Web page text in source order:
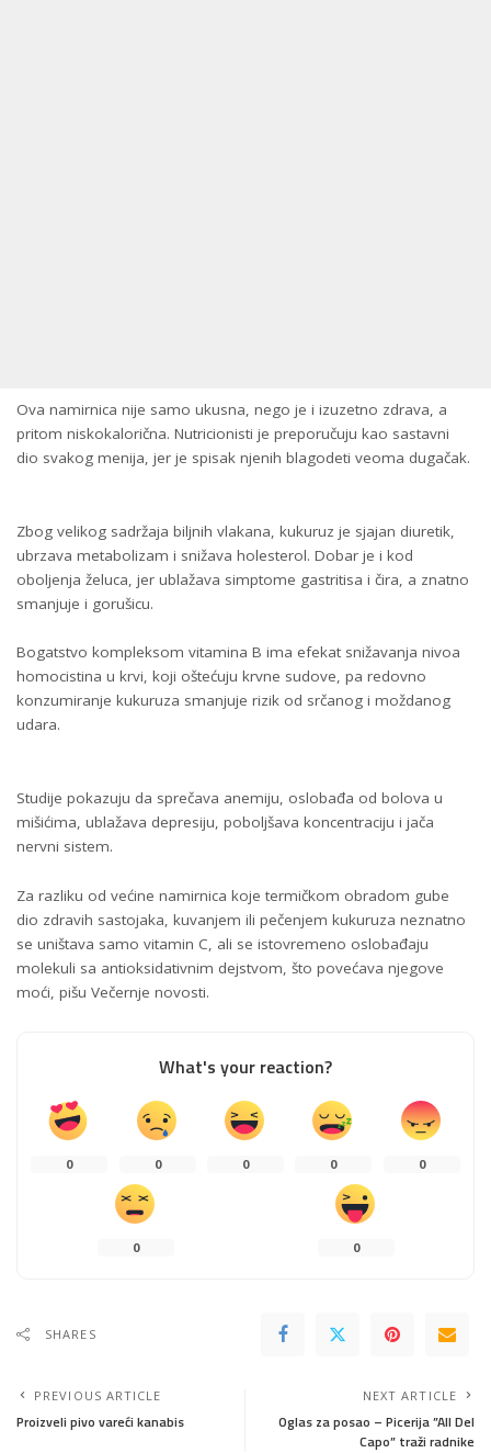
Ova namirnica nije samo ukusna, nego je i izuzetno zdrava, a
pritom niskokalorična. Nutricionisti je preporučuju kao sastavni
dio svakog menija, jer je spisak njenih blagodeti veoma dugačak.
Zbog velikog sadržaja biljnih vlakana, kukuruz je sjajan diuretik,
ubrzava metabolizam i snižava holesterol. Dobar je i kod
oboljenja želuca, jer ublažava simptome gastritisa i čira, a znatno
smanjuje i gorušicu.
Bogatstvo kompleksom vitamina B ima efekat snižavanja nivoa
homocistina u krvi, koji oštećuju krvne sudove, pa redovno
konzumiranje kukuruza smanjuje rizik od srčanog i moždanog
udara.
Studije pokazuju da sprečava anemiju, oslobađa od bolova u
mišićima, ublažava depresiju, poboljšava koncentraciju i jača
nervni sistem.
Za razliku od većine namirnica koje termičkom obradom gube
dio zdravih sastojaka, kuvanjem ili pečenjem kukuruza neznatno
se uništava samo vitamin C, ali se istovremeno oslobađaju
molekuli sa antioksidativnim dejstvom, što povećava njegove
moći, pišu Večernje novosti.
What's your reaction?
0 0 0 0 0
0 0
SHARES
PREVIOUS ARTICLE
Proizveli pivo vareći kanabis
NEXT ARTICLE
Oglas za posao – Picerija ”All Del
Capo” traži radnike